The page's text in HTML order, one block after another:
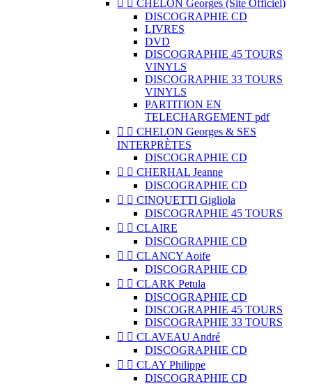
  CHELON Georges (Site Officiel)
DISCOGRAPHIE CD
LIVRES
DVD
DISCOGRAPHIE 45 TOURS
VINYLS
DISCOGRAPHIE 33 TOURS
VINYLS
PARTITION EN
TELECHARGEMENT pdf
  CHELON Georges & SES
INTERPRÈTES
DISCOGRAPHIE CD
  CHERHAL Jeanne
DISCOGRAPHIE CD
  CINQUETTI Gigliola
DISCOGRAPHIE 45 TOURS
  CLAIRE
DISCOGRAPHIE CD
  CLANCY Aoife
DISCOGRAPHIE CD
  CLARK Petula
DISCOGRAPHIE CD
DISCOGRAPHIE 45 TOURS
DISCOGRAPHIE 33 TOURS
  CLAVEAU André
DISCOGRAPHIE CD
  CLAY Philippe
DISCOGRAPHIE CD